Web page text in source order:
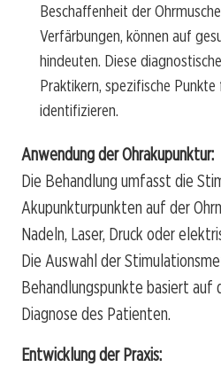
Beschaffenheit der
Verfärbungen, können auf
hindeuten. Diese
Praktikern, spezifische
identifizieren.
Anwendung der Ohrakupunktur:
Die Behandlung umfasst die
Akupunkturpunkten auf der
Nadeln, Laser, Druck oder
Die Auswahl der
Behandlungspunkte basiert auf
Diagnose des Patienten.
Entwicklung der Praxis: